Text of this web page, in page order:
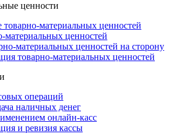
ценности
товарно-материальных ценностей
материальных ценностей
материальных ценностей на сторону
товарно-материальных ценностей
операций
наличных денег
онлайн-касс
и ревизия кассы